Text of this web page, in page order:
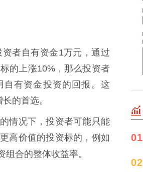
者自有资金1万元，通过
的上涨10%，那么投资者
自有资金投资的回报。这
的首选。
情况下，投资者可能只能
高价值的投资标的，例如
组合的整体收益率。
01
02